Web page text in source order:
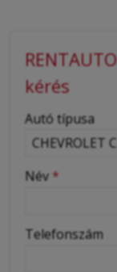
kérés
-
-
Autó típusa
Név *
Telefonszám